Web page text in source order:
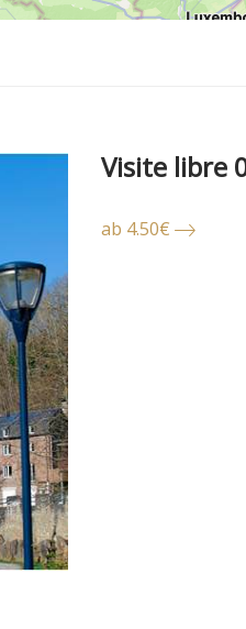
Visite libre
ab 4.50€